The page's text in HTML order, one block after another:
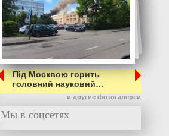
Під Москвою горить
головний науковий…
и другие фотогалереи
Мы в соцсетях